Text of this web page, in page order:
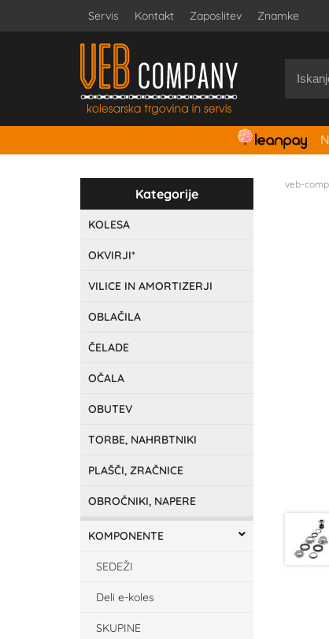
Servis Kontakt Zaposlitev Znamke
Kategorije
KOLESA
OKVIRJI*
VILICE IN AMORTIZERJI
OBLAČILA
ČELADE
OČALA
OBUTEV
TORBE, NAHRBTNIKI
PLAŠČI, ZRAČNICE
OBROČNIKI, NAPERE
KOMPONENTE
SEDEŽI
Deli e-koles
SKUPINE
veb-